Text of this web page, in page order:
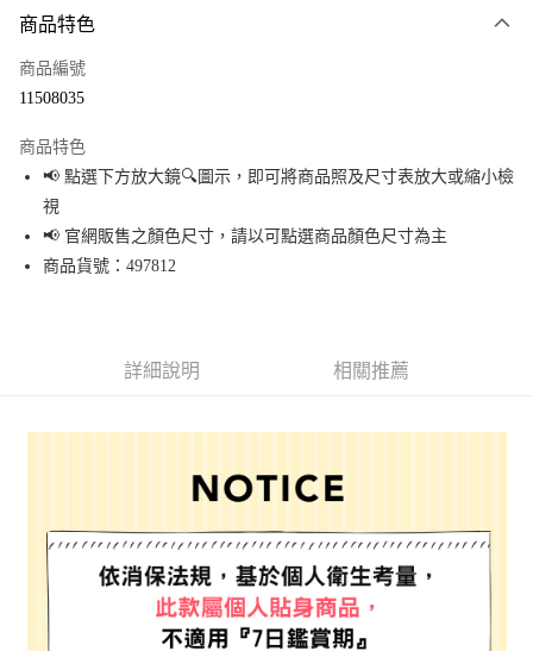
信用卡一次付款
Apple Pay
街口支付
悠遊付
2.付款方式選擇「大哥付你分期」，訂單成立後會自動跳轉到大哥付的交易
成交易。
3.實際核准額度、可分期數及費用金額請依後續交易確認頁面所載為準。
4.訂單成立30分鐘內，如未前往確認交易或遇審核未通過，訂單將自動取
消。如遇「轉專審核」未通過狀況，表示未達大哥付你分期系統評分，恕無
AFTEE先享後付是「在收到商品之後才付款」的支付方式。 讓您購物簡單便
利好安心！
１．簡單：不需註冊會員、不需綁卡、不需儲值。
２．便利：只要手機號碼，簡訊認證，即可結帳。
３．安心：先確認商品／服務後，再付款。
運送方式
全家 取貨付款
每筆NT$80，滿NT$888(含以上)免運費
商品特色
商品編號
11508035
商品特色
📢 點選下方放大鏡🔍圖示，即可將商品照及尺寸表放大或縮小檢
視
📢 官網販售之顏色尺寸，請以可點選商品顏色尺寸為主
商品貨號：497812
詳細說明 相關推薦